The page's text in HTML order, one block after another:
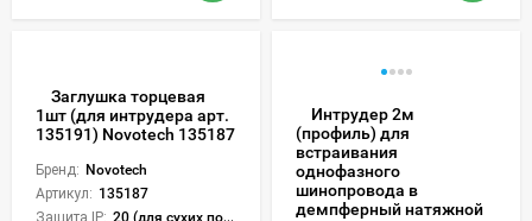
Заглушка торцевая
1шт (для интрудера арт.
135191) Novotech 135187
Бренд: Novotech
Артикул: 135187
Интрудер 2м
(профиль) для
встраивания
однофазного
шинопровода в
демпферный натяжной